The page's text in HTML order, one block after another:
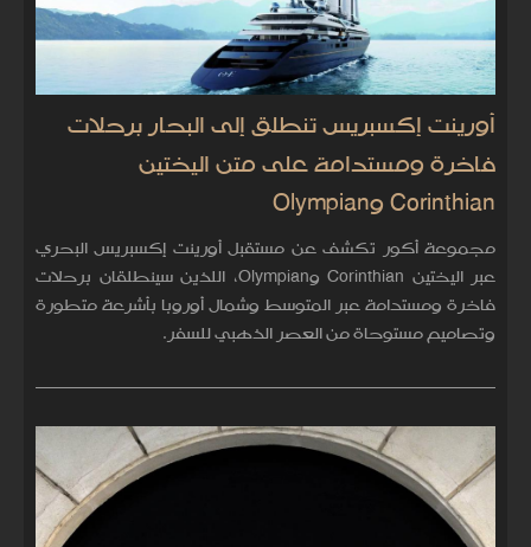
أورينت إكسبريس تنطلق إلى البحار برحلات
فاخرة ومستدامة على متن اليختين
Corinthian وOlympian
مجموعة أكور تكشف عن مستقبل أورينت إكسبريس البحري
عبر اليختين Corinthian وOlympian، اللذين سينطلقان برحلات
فاخرة ومستدامة عبر المتوسط وشمال أوروبا بأشرعة متطورة
وتصاميم مستوحاة من العصر الذهبي للسفر.